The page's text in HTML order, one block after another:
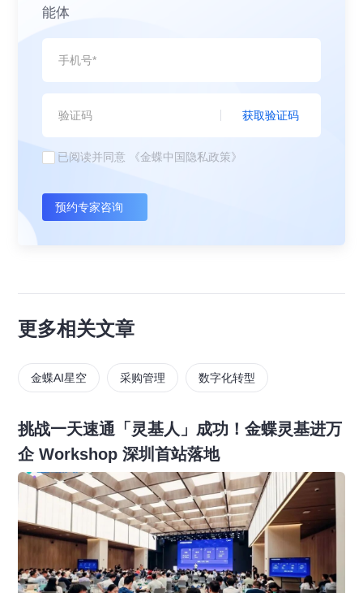
能体
获取验证码
已阅读并同意 《金蝶中国隐私政策》
预约专家咨询
更多相关文章
金蝶AI星空 采购管理 数字化转型
挑战一天速通「灵基人」成功！金蝶灵基进万
企 Workshop 深圳首站落地